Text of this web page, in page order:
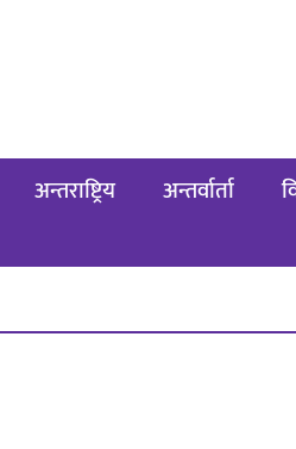
अन्तराष्ट्रिय अन्तर्वार्ता